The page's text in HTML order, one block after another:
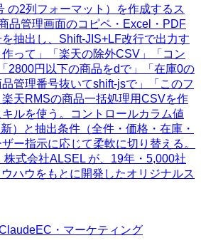
の2列フォーマット）を作成するス
品管理画面のコピペ・Excel・PDF
抽出し、Shift-JIS+LF改行で出力す
って」「楽天の除外CSV」「コン
2800円以下の商品をdで」「在庫0の
管理番号抜いてshift-jsで」「このフ
天RMSの商品一括処理用CSVを作
ルを使う。コントロールカラム値
）と抽出条件（全件・価格・在庫・
ー指示に応じて柔軟に切り替える。
株式会社ALSEL が、19年・5,000社
ハウをもとに開発したオリジナルス
EC・マーケティング